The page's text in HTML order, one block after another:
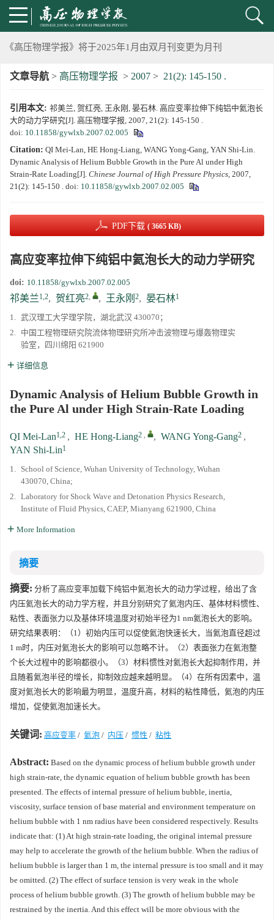
2024年上海光源同步辐射大压机实验技术培训班通知
《高压物理学报》将于2025年1月由双月刊变更为月刊
动载下材料物性机器学习与高通量研究专刊征稿启事
《高压物理学报》第二届青年编委会招募启事
第十四届全国爆炸力学学术会议 第二轮通知
通知
《高压物理学报》第三届青年编委会招募启事
文章导航 > 高压物理学报 > 2007 > 21(2): 145-150 .
引用本文: 祁美兰, 贺红亮, 王永刚, 晏石林. 高应变率拉伸下纯铝中氦泡长
大的动力学研究[J]. 高压物理学报, 2007, 21(2): 145-150 .
doi: 10.11858/gywlxb.2007.02.005
Citation: QI Mei-Lan, HE Hong-Liang, WANG Yong-Gang, YAN Shi-Lin.
Dynamic Analysis of Helium Bubble Growth in the Pure Al under High
Strain-Rate Loading[J]. Chinese Journal of High Pressure Physics, 2007,
21(2): 145-150 . doi: 10.11858/gywlxb.2007.02.005
PDF下载 ( 3665 KB)
高应变率拉伸下纯铝中氦泡长大的动力学研究
doi: 10.11858/gywlxb.2007.02.005
祁美兰1,2, 贺红亮2, , 王永刚 2, 晏石林1
1. 武汉理工大学理学院，湖北武汉 430070；
2. 中国工程物理研究院流体物理研究所冲击波物理与爆轰物理实
验室，四川绵阳 621900
详细信息
Dynamic Analysis of Helium Bubble Growth in
the Pure Al under High Strain-Rate Loading
QI Mei-Lan1,2 , HE Hong-Liang2 , , WANG Yong-Gang2 ,
YAN Shi-Lin1
1. School of Science, Wuhan University of Technology, Wuhan
430070, China;
2. Laboratory for Shock Wave and Detonation Physics Research,
Institute of Fluid Physics, CAEP, Mianyang 621900, China
More Information
摘要
摘要: 分析了高应变率加载下纯铝中氦泡长大的动力学过程，给出了含
内压氦泡长大的动力学方程，并且分别研究了氦泡内压、基体材料惯性、
粘性、表面张力以及基体环境温度对初始半径为1 nm氦泡长大的影响。
研究结果表明：（1）初始内压可以促使氦泡快速长大，当氦泡直径超过
1 m时，内压对氦泡长大的影响可以忽略不计。（2）表面张力在氦泡整
个长大过程中的影响都很小。（3）材料惯性对氦泡长大起抑制作用，并
且随着氦泡半径的增长，抑制效应越来越明显。（4）在所有因素中，温
度对氦泡长大的影响最为明显，温度升高，材料的粘性降低，氦泡的内压
增加，促使氦泡加速长大。
关键词: 高应变率 / 氦泡 / 内压 / 惯性 / 粘性
Abstract: Based on the dynamic process of helium bubble growth under
high strain-rate, the dynamic equation of helium bubble growth has been
presented. The effects of internal pressure of helium bubble, inertia,
viscosity, surface tension of base material and environment temperature on
helium bubble with 1 nm radius have been considered respectively. Results
indicate that: (1) At high strain-rate loading, the original internal pressure
may help to accelerate the growth of the helium bubble. When the radius of
helium bubble is larger than 1 m, the internal pressure is too small and it may
be omitted. (2) The effect of surface tension is very weak in the whole
process of helium bubble growth. (3) The growth of helium bubble may be
restrained by the inertia. And this effect will be more obvious with the